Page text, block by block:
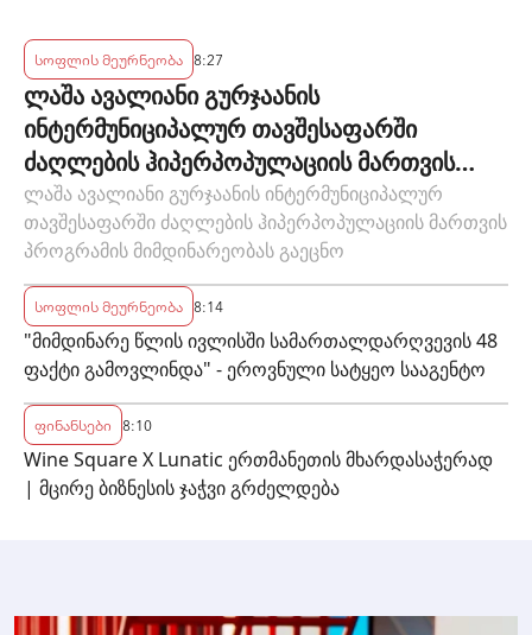
სოფლის მეურნეობა 8:27
ლაშა ავალიანი გურჯაანის
ინტერმუნიციპალურ თავშესაფარში
ძაღლების ჰიპერპოპულაციის მართვის
პროგრამის მიმდინარეობას გაეცნო
ლაშა ავალიანი გურჯაანის ინტერმუნიციპალურ
თავშესაფარში ძაღლების ჰიპერპოპულაციის მართვის
პროგრამის მიმდინარეობას გაეცნო
სოფლის მეურნეობა 8:14
"მიმდინარე წლის ივლისში სამართალდარღვევის 48
ფაქტი გამოვლინდა" - ეროვნული სატყეო სააგენტო
ფინანსები 8:10
Wine Square X Lunatic ერთმანეთის მხარდასაჭერად
| მცირე ბიზნესის ჯაჭვი გრძელდება